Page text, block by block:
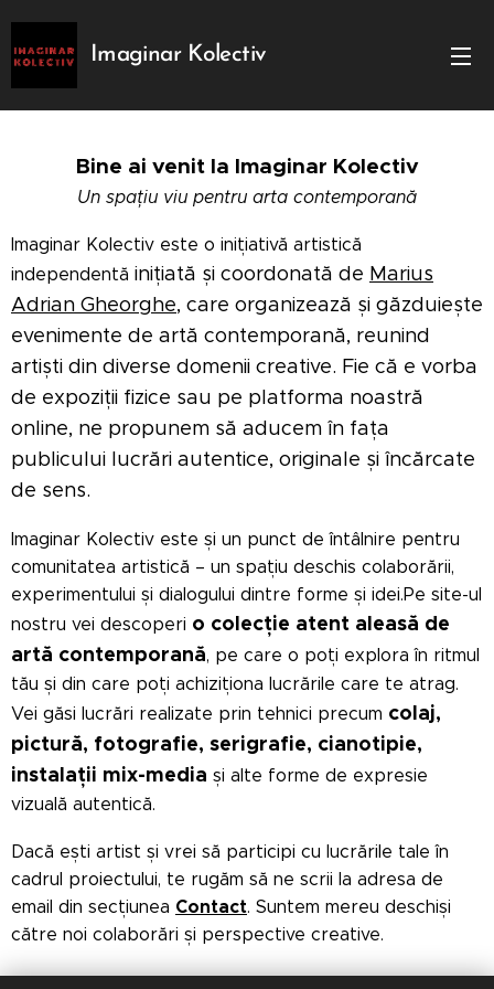
Imaginar Kolectiv
Bine ai venit la Imaginar Kolectiv
Un spațiu viu pentru arta contemporană
Imaginar Kolectiv este o inițiativă artistică
independentă inițiată și coordonată de Marius
Adrian Gheorghe, care organizează și găzduiește
evenimente de artă contemporană, reunind
artiști din diverse domenii creative. Fie că e vorba
de expoziții fizice sau pe platforma noastră
online, ne propunem să aducem în fața
publicului lucrări autentice, originale și încărcate
de sens.
Imaginar Kolectiv este și un punct de întâlnire pentru
comunitatea artistică – un spațiu deschis colaborării,
experimentului și dialogului dintre forme și idei.Pe site-ul
nostru vei descoperi o colecție atent aleasă de
artă contemporană, pe care o poți explora în ritmul
tău și din care poți achiziționa lucrările care te atrag.
Vei găsi lucrări realizate prin tehnici precum colaj,
pictură, fotografie, serigrafie, cianotipie,
instalații mix-media și alte forme de expresie
vizuală autentică.
Dacă ești artist și vrei să participi cu lucrările tale în
cadrul proiectului, te rugăm să ne scrii la adresa de
email din secțiunea Contact. Suntem mereu deschiși
către noi colaborări și perspective creative.